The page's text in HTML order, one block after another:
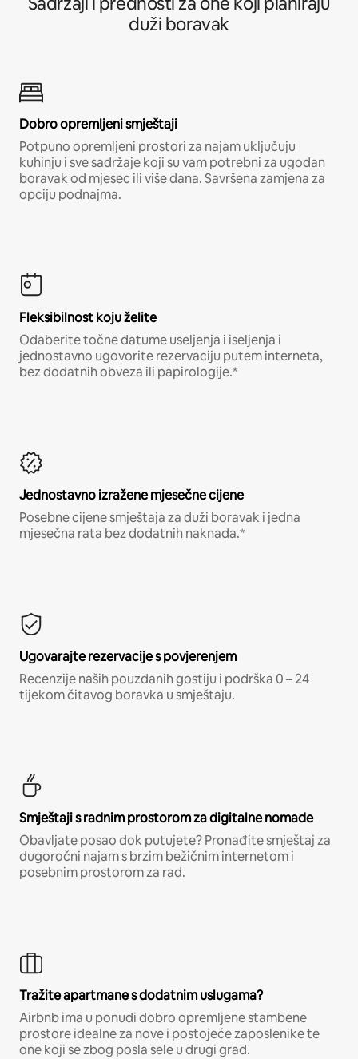
duži boravak
Dobro opremljeni smještaji
Potpuno opremljeni prostori za najam uključuju
kuhinju i sve sadržaje koji su vam potrebni za ugodan
boravak od mjesec ili više dana. Savršena zamjena za
opciju podnajma.
Fleksibilnost koju želite
Odaberite točne datume useljenja i iseljenja i
jednostavno ugovorite rezervaciju putem interneta,
bez dodatnih obveza ili papirologije.*
Jednostavno izražene mjesečne cijene
Posebne cijene smještaja za duži boravak i jedna
mjesečna rata bez dodatnih naknada.*
Ugovarajte rezervacije s povjerenjem
Recenzije naših pouzdanih gostiju i podrška 0 – 24
tijekom čitavog boravka u smještaju.
Smještaji s radnim prostorom za digitalne nomade
Obavljate posao dok putujete? Pronađite smještaj za
dugoročni najam s brzim bežičnim internetom i
posebnim prostorom za rad.
Tražite apartmane s dodatnim uslugama?
Airbnb ima u ponudi dobro opremljene stambene
prostore idealne za nove i postojeće zaposlenike te
one koji se zbog posla sele u drugi grad.